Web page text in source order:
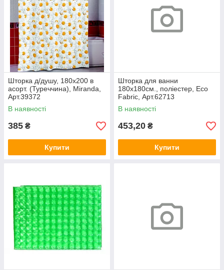
Шторка д/душу, 180х200 в
асорт. (Туреччина), Miranda,
Арт.39372
В наявності
385 ₴
Купити
Шторка для ванни
180х180см., поліестер, Eco
Fabric, Арт.62713
В наявності
453,20 ₴
Купити